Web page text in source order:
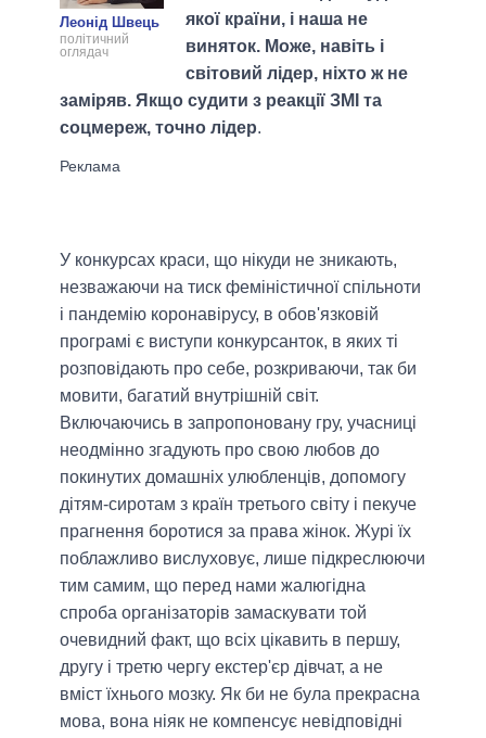
Леонід Швець
політичний
оглядач
якої країни, і наша не
виняток. Може, навіть і
світовий лідер, ніхто ж не
заміряв. Якщо судити з реакції ЗМІ та
соцмереж, точно лідер.
У конкурсах краси, що нікуди не зникають,
незважаючи на тиск феміністичної спільноти
і пандемію коронавірусу, в обов'язковій
програмі є виступи конкурсанток, в яких ті
розповідають про себе, розкриваючи, так би
мовити, багатий внутрішній світ.
Включаючись в запропоновану гру, учасниці
неодмінно згадують про свою любов до
покинутих домашніх улюбленців, допомогу
дітям-сиротам з країн третього світу і пекуче
прагнення боротися за права жінок. Журі їх
поблажливо вислуховує, лише підкреслюючи
тим самим, що перед нами жалюгідна
спроба організаторів замаскувати той
очевидний факт, що всіх цікавить в першу,
другу і третю чергу екстер'єр дівчат, а не
вміст їхнього мозку. Як би не була прекрасна
мова, вона ніяк не компенсує невідповідні